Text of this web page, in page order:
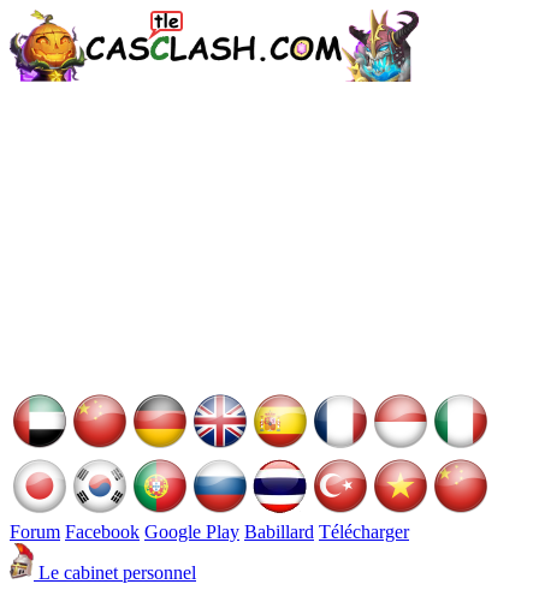
Forum Facebook Google Play Babillard Télécharger
Le cabinet personnel